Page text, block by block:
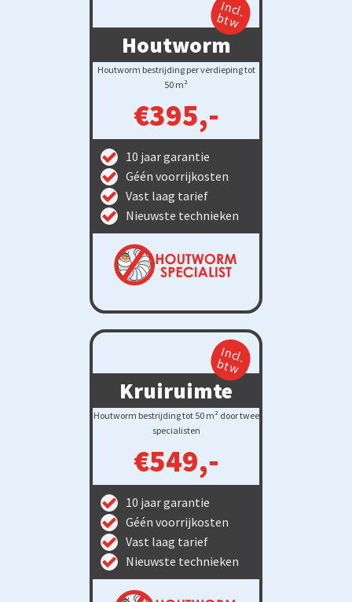
Incl.
btw
Houtworm
Houtworm bestrijding per verdieping tot
50 m²
€395,-
10 jaar garantie
Géén voorrijkosten
Vast laag tarief
Nieuwste technieken
Incl.
btw
Kruiruimte
Houtworm bestrijding tot 50 m² door twee
specialisten
€549,-
10 jaar garantie
Géén voorrijkosten
Vast laag tarief
Nieuwste technieken